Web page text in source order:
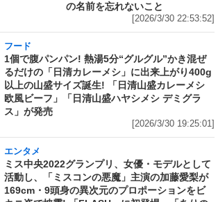
の名前を忘れないこと
[2026/3/30 22:53:52]
フード
1個で腹パンパン! 熱湯5分“グルグル”かき混ぜ
るだけの「日清カレーメシ」に出来上がり400g
以上の山盛サイズ誕生! 「日清山盛カレーメシ
欧風ビーフ」「日清山盛ハヤシメシ デミグラ
ス」が発売
[2026/3/30 19:25:01]
エンタメ
ミス中央2022グランプリ、女優・モデルとして
活動し、「ミスコンの悪魔」主演の加藤愛梨が
169cm・9頭身の異次元のプロポーションをビ